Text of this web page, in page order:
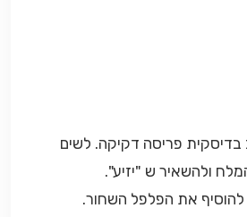
בדיסקית פריסה דקיקה. לשים
ולהשאיר ש "יזיע".
להוסיף את הפלפל השחור.